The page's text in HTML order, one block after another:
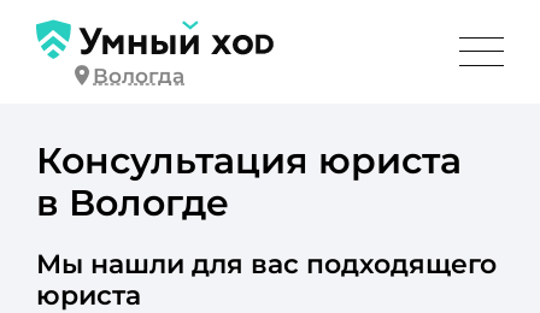
Вологда
Консультация юриста
в Вологде
Мы нашли для вас подходящего
юриста